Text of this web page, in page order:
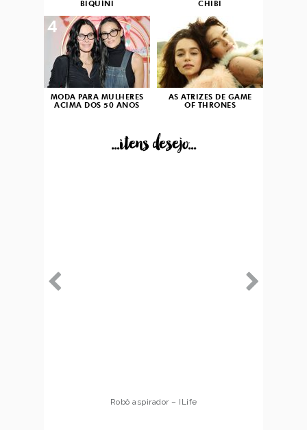
BIQUÍNI CHIBI
MODA PARA MULHERES
ACIMA DOS 50 ANOS
4
AS ATRIZES DE GAME
OF THRONES
...itens desejo...
Robô aspirador – ILife